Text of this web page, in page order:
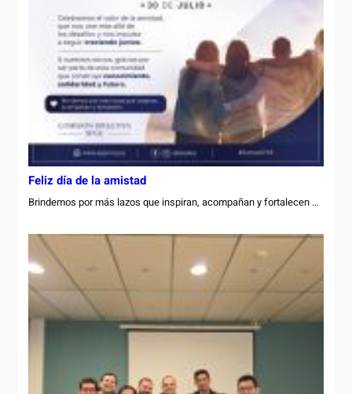
Feliz día de la amistad
Brindemos por más lazos que inspiran, acompañan y fortalecen …